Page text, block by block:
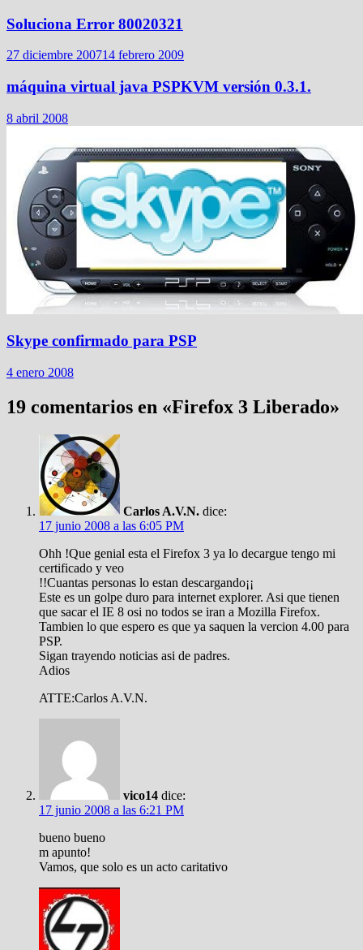
Soluciona Error 80020321
27 diciembre 200714 febrero 2009
máquina virtual java PSPKVM versión 0.3.1.
8 abril 2008
Skype confirmado para PSP
4 enero 2008
19 comentarios en «Firefox 3 Liberado»
Carlos A.V.N. dice:
17 junio 2008 a las 6:05 PM
Ohh !Que genial esta el Firefox 3 ya lo decargue tengo mi
certificado y veo
!!Cuantas personas lo estan descargando¡¡
Este es un golpe duro para internet explorer. Asi que tienen
que sacar el IE 8 osi no todos se iran a Mozilla Firefox.
Tambien lo que espero es que ya saquen la vercion 4.00 para
PSP.
Sigan trayendo noticias asi de padres.
Adios
ATTE:Carlos A.V.N.
vico14 dice:
17 junio 2008 a las 6:21 PM
bueno bueno
m apunto!
Vamos, que solo es un acto caritativo